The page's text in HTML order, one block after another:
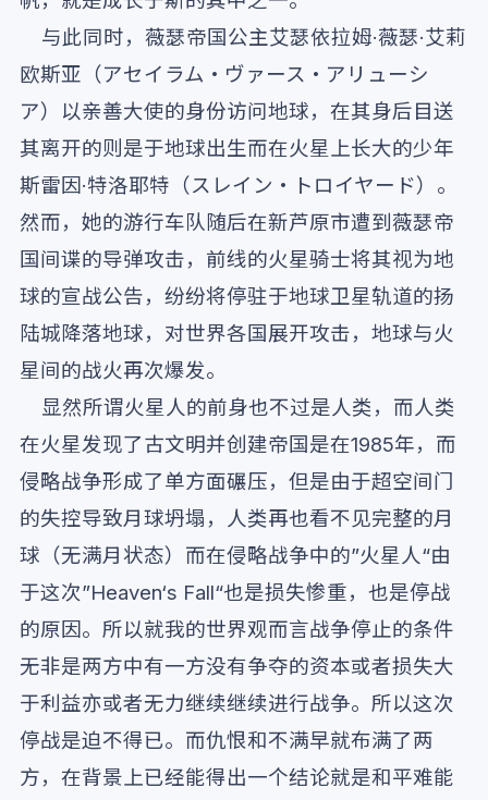
与此同时，薇瑟帝国公主艾瑟依拉姆·薇瑟·艾莉
欧斯亚（アセイラム・ヴァース・アリューシ
ア）以亲善大使的身份访问地球，在其身后目送
其离开的则是于地球出生而在火星上长大的少年
斯雷因·特洛耶特（スレイン・トロイヤード）。
然而，她的游行车队随后在新芦原市遭到薇瑟帝
国间谍的导弹攻击，前线的火星骑士将其视为地
球的宣战公告，纷纷将停驻于地球卫星轨道的扬
陆城降落地球，对世界各国展开攻击，地球与火
星间的战火再次爆发。
显然所谓火星人的前身也不过是人类，而人类
在火星发现了古文明并创建帝国是在1985年，而
侵略战争形成了单方面碾压，但是由于超空间门
的失控导致月球坍塌，人类再也看不见完整的月
球（无满月状态）而在侵略战争中的”火星人“由
于这次”Heaven‘s Fall“也是损失惨重，也是停战
的原因。所以就我的世界观而言战争停止的条件
无非是两方中有一方没有争夺的资本或者损失大
于利益亦或者无力继续继续进行战争。所以这次
停战是迫不得已。而仇恨和不满早就布满了两
方，在背景上已经能得出一个结论就是和平难能